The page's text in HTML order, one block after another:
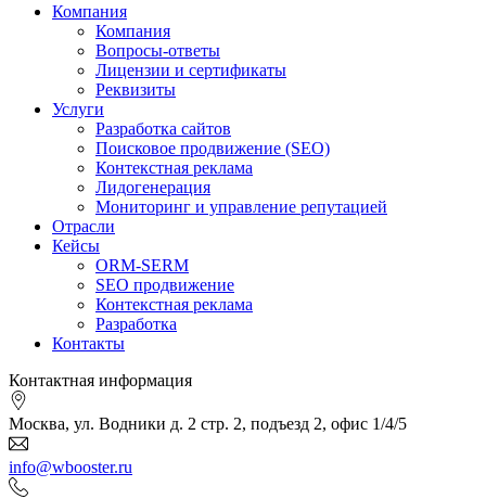
Компания
Компания
Вопросы-ответы
Лицензии и сертификаты
Реквизиты
Услуги
Разработка сайтов
Поисковое продвижение (SEO)
Контекстная реклама
Лидогенерация
Мониторинг и управление репутацией
Отрасли
Кейсы
ORM-SERM
SEO продвижение
Контекстная реклама
Разработка
Контакты
Контактная информация
Москва, ул. Водники д. 2 стр. 2, подъезд 2, офис 1/4/5
info@wbooster.ru